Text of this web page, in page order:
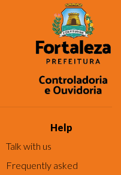
Help
Talk with us
Frequently asked